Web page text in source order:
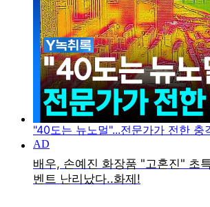
"40도는 뉴노멀"...전문가가 전한 충